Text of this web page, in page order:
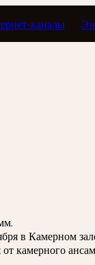
каналы
в Камерном
камерного